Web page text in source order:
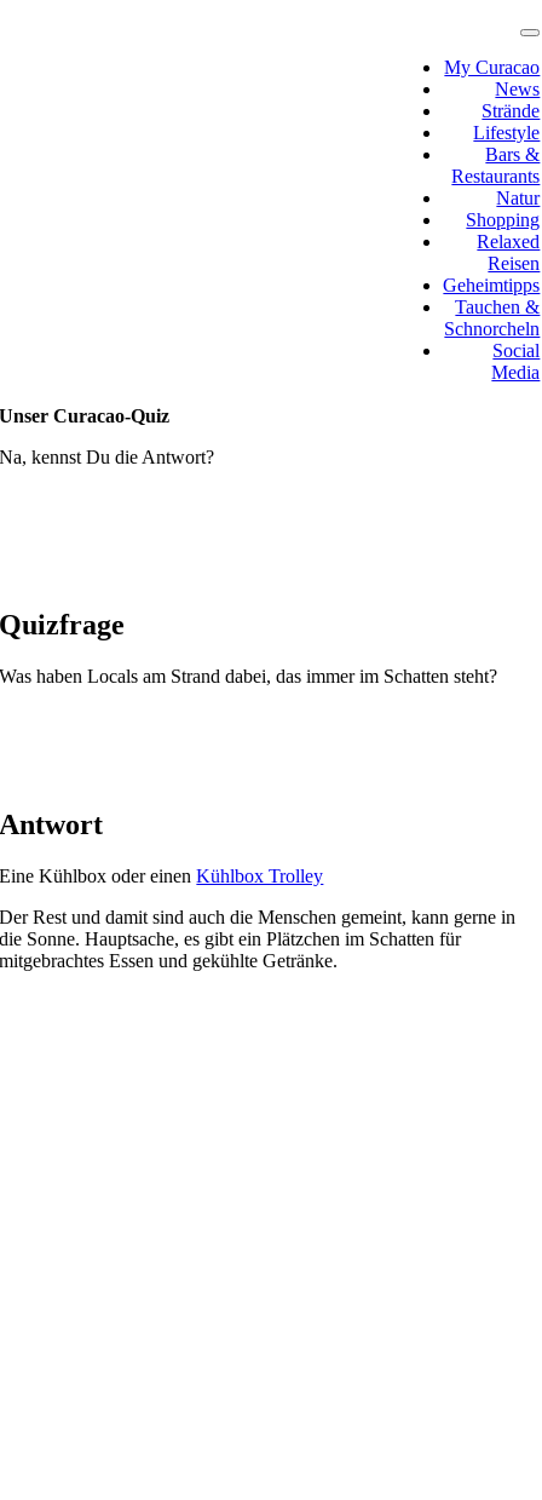
My Curacao
News
Strände
Lifestyle
Bars &
Restaurants
Natur
Shopping
Relaxed
Reisen
Geheimtipps
Tauchen &
Schnorcheln
Social
Media
Unser Curacao-Quiz
Na, kennst Du die Antwort?
Quizfrage
Was haben Locals am Strand dabei, das immer im Schatten steht?
Antwort
Eine Kühlbox oder einenKühlbox Trolley
Der Rest und damit sind auch die Menschen gemeint, kann gerne in
die Sonne. Hauptsache, es gibt ein Plätzchen im Schatten für
mitgebrachtes Essen und gekühlte Getränke.